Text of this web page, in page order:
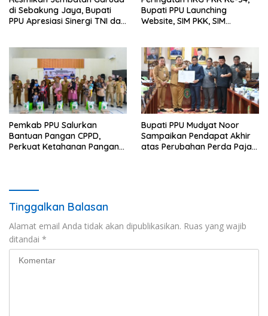
di Sebakung Jaya, Bupati
PPU Apresiasi Sinergi TNI dan
Bupati PPU Launching
Website, SIM PKK, SIM
Pemkab PPU Salurkan
Bantuan Pangan CPPD,
Perkuat Ketahanan Pangan
Bupati PPU Mudyat Noor
Sampaikan Pendapat Akhir
atas Perubahan Perda Pajak
Tinggalkan Balasan
Alamat email Anda tidak akan dipublikasikan. Ruas yang wajib
ditandai *